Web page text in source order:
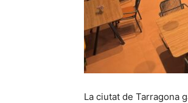
La ciutat de Tarragona